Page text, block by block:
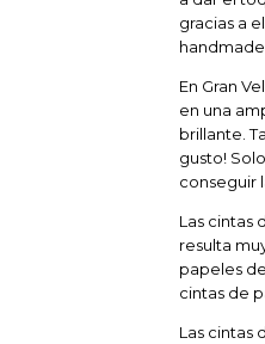
gracias a
En Gran
en una
brillante.
gusto!
conseguir
Las cintas
resulta
papeles
cintas de
Las cintas